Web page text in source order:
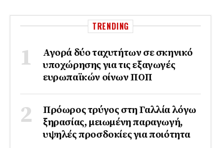
TRENDING
Αγορά δύο ταχυτήτων σε σκηνικό
υποχώρησης για τις εξαγωγές
ευρωπαϊκών οίνων ΠΟΠ
Πρόωρος τρύγος στη Γαλλία λόγω
ξηρασίας, μειωμένη παραγωγή,
υψηλές προσδοκίες για ποιότητα